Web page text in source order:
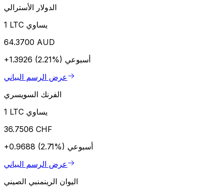
الدولار الأسترالي
1 LTC يساوي
64.3700 AUD
+1.3926 (2.21%) أسبوعي
عرض الرسم البياني
الفرنك السويسري
1 LTC يساوي
36.7506 CHF
+0.9688 (2.71%) أسبوعي
عرض الرسم البياني
اليوان الرينمنبي الصيني